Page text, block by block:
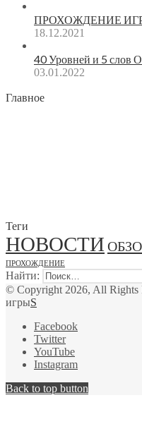
ПРОХОЖДЕНИЕ
18.12.2021
40 Уровней и 5 слов
03.01.2022
Главное
Теги
НОВОСТИ
ПРОХОЖДЕНИЕ
Найти:
© Copyright 2026, All Rights
игрыS
Facebook
Twitter
YouTube
Instagram
Back to top button